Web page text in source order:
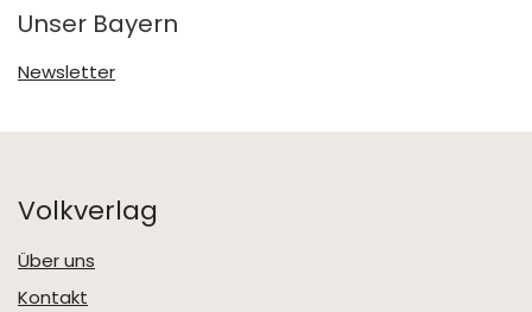
Unser Bayern
Newsletter
Volkverlag
Über uns
Kontakt